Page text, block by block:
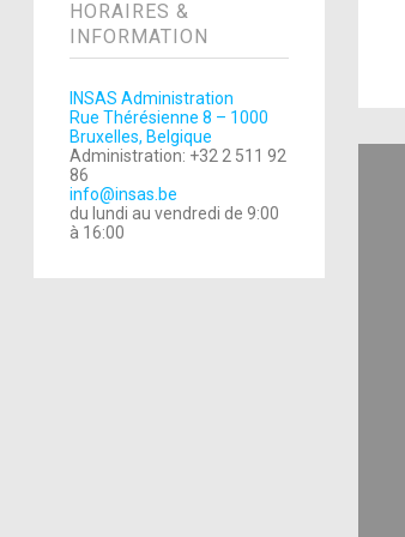
HORAIRES &
INFORMATION
INSAS Administration
Rue Thérésienne 8 – 1000
Bruxelles, Belgique
Administration: +32 2 511 92
86
info@insas.be
du lundi au vendredi de 9:00
à 16:00